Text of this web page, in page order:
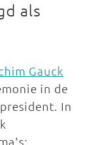
als
Gauck
in de
In